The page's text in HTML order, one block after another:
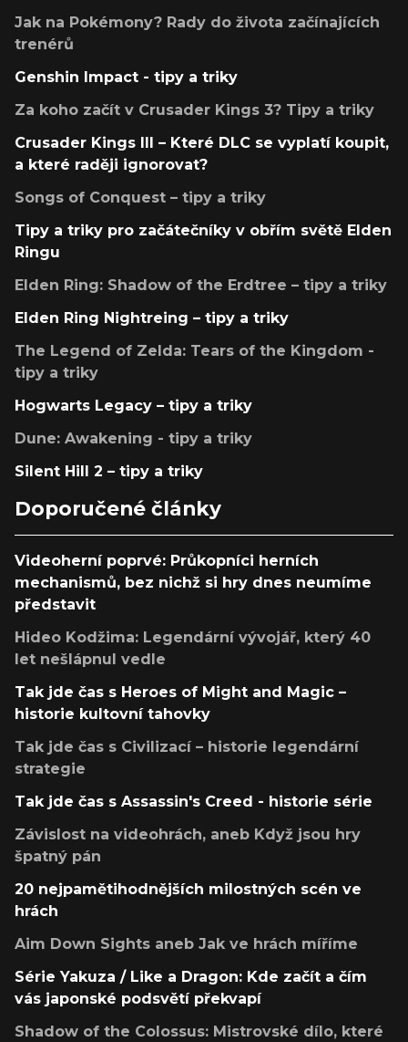
Jak na Pokémony? Rady do života začínajících
trenérů
Genshin Impact - tipy a triky
Za koho začít v Crusader Kings 3? Tipy a triky
Crusader Kings III – Které DLC se vyplatí koupit,
a které raději ignorovat?
Songs of Conquest – tipy a triky
Tipy a triky pro začátečníky v obřím světě Elden
Ringu
Elden Ring: Shadow of the Erdtree – tipy a triky
Elden Ring Nightreing – tipy a triky
The Legend of Zelda: Tears of the Kingdom -
tipy a triky
Hogwarts Legacy – tipy a triky
Dune: Awakening - tipy a triky
Silent Hill 2 – tipy a triky
Doporučené články
Videoherní poprvé: Průkopníci herních
mechanismů, bez nichž si hry dnes neumíme
představit
Hideo Kodžima: Legendární vývojář, který 40
let nešlápnul vedle
Tak jde čas s Heroes of Might and Magic –
historie kultovní tahovky
Tak jde čas s Civilizací – historie legendární
strategie
Tak jde čas s Assassin's Creed - historie série
Závislost na videohrách, aneb Když jsou hry
špatný pán
20 nejpamětihodnějších milostných scén ve
hrách
Aim Down Sights aneb Jak ve hrách míříme
Série Yakuza / Like a Dragon: Kde začít a čím
vás japonské podsvětí překvapí
Shadow of the Colossus: Mistrovské dílo, které